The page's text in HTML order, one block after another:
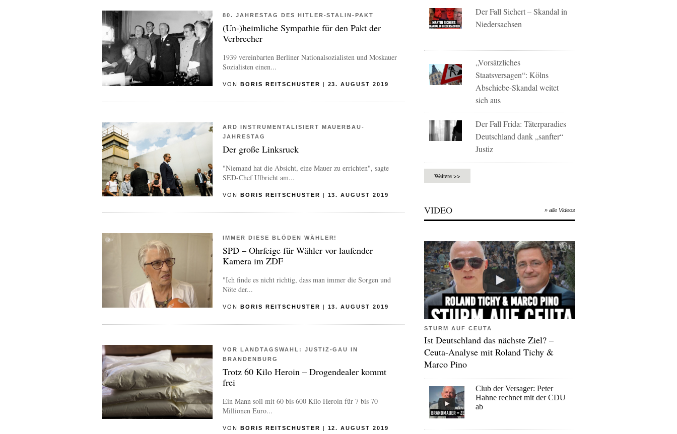
80. JAHRESTAG DES HITLER-STALIN-PAKT
(Un-)heimliche Sympathie für den Pakt der
Verbrecher
1939 vereinbarten Berliner Nationalsozialisten und Moskauer
Sozialisten einen...
VON BORIS REITSCHUSTER | 23. AUGUST 2019
ARD INSTRUMENTALISIERT MAUERBAU-
JAHRESTAG
Der große Linksruck
"Niemand hat die Absicht, eine Mauer zu errichten", sagte
SED-Chef Ulbricht am...
VON BORIS REITSCHUSTER | 13. AUGUST 2019
IMMER DIESE BLÖDEN WÄHLER!
SPD – Ohrfeige für Wähler vor laufender
Kamera im ZDF
"Ich finde es nicht richtig, dass man immer die Sorgen und
Nöte der...
VON BORIS REITSCHUSTER | 13. AUGUST 2019
VOR LANDTAGSWAHL: JUSTIZ-GAU IN
BRANDENBURG
Trotz 60 Kilo Heroin – Drogendealer kommt
frei
Ein Mann soll mit 60 bis 600 Kilo Heroin für 7 bis 70
Millionen Euro...
VON BORIS REITSCHUSTER | 12. AUGUST 2019
Der Fall Sichert – Skandal in
Niedersachsen
„Vorsätzliches
Staatsversagen“: Kölns
Abschiebe-Skandal weitet
sich aus
Der Fall Frida: Täterparadies
Deutschland dank „sanfter“
Justiz
Weitere >>
VIDEO » alle Videos
STURM AUF CEUTA
Ist Deutschland das nächste Ziel? –
Ceuta-Analyse mit Roland Tichy &
Marco Pino
Club der Versager: Peter
Hahne rechnet mit der CDU
ab